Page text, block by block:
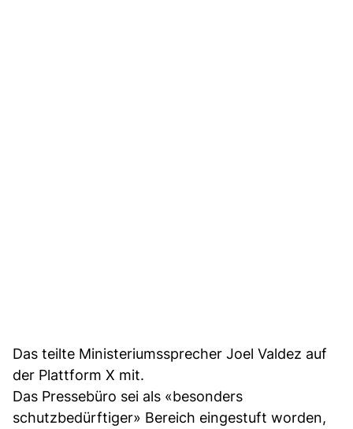
Das teilte Ministeriumssprecher Joel Valdez auf
der Plattform X mit.
Das Pressebüro sei als «besonders
schutzbedürftiger» Bereich eingestuft worden,